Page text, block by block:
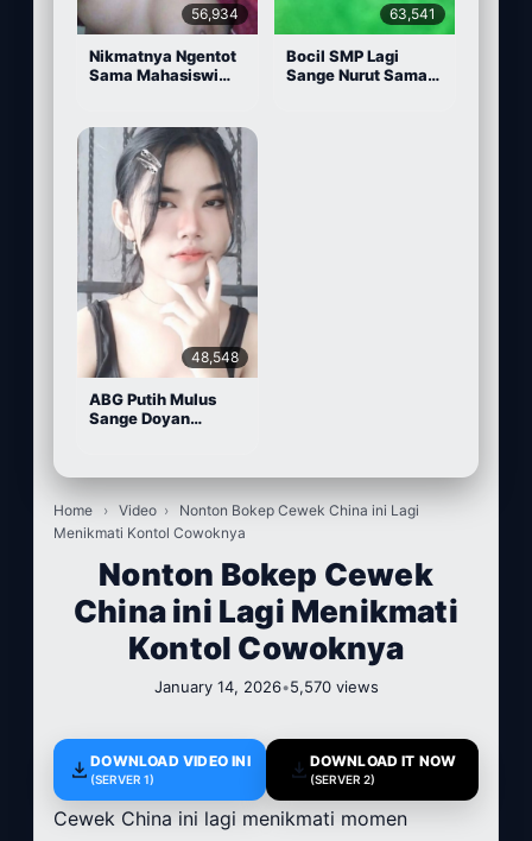
56,934
Nikmatnya Ngentot
Sama Mahasiswi
63,541
Bocil SMP Lagi
Sange Nurut Sama
48,548
ABG Putih Mulus
Sange Doyan
Home › Video ›
Nonton Bokep Cewek China ini Lagi
Menikmati Kontol Cowoknya
Nonton Bokep Cewek
China ini Lagi Menikmati
Kontol Cowoknya
January 14, 2026•5,570 views
DOWNLOAD VIDEO INI
(SERVER 1)
DOWNLOAD IT NOW
(SERVER 2)
Cewek China ini lagi menikmati momen